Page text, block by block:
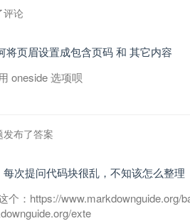
评论
将页眉设置成包含页码 和 其它内容
oneside 选项呗
布了答案
每次提问代码块很乱，不知该怎么整理
个：https://www.markdownguide.org/
exte